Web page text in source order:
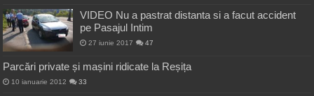
VIDEO Nu a pastrat distanta si a facut accident
pe Pasajul Intim
27 iunie 2017 47
Parcări private și mașini ridicate la Reșița
10 ianuarie 2012 33